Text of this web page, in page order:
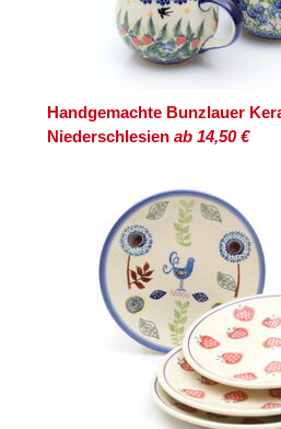
Handgemachte Bunzlauer
Niederschlesien ab 14,50 €